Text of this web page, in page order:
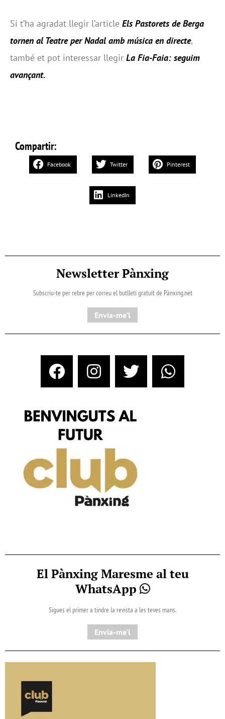
Si t’ha agradat llegir l’article Els Pastorets de Berga
tornen al Teatre per Nadal amb música en directe,
també et pot interessar llegir La Fia-Faia: seguim
avançant.
Compartir:
Facebook Twitter Pinterest
LinkedIn
Newsletter Pànxing
Subscriu-te per rebre per correu el butlletí gratuït de Pànxing.net​
Envia-me'l
El Pànxing Maresme al teu
WhatsApp
Sigues el primer a tindre la revista a les teves mans.
Envia-me'l